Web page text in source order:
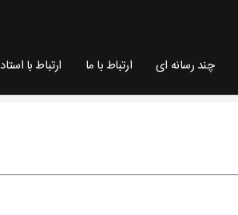
چند رسانه ای ارتباط با ما ارتباط با استاد